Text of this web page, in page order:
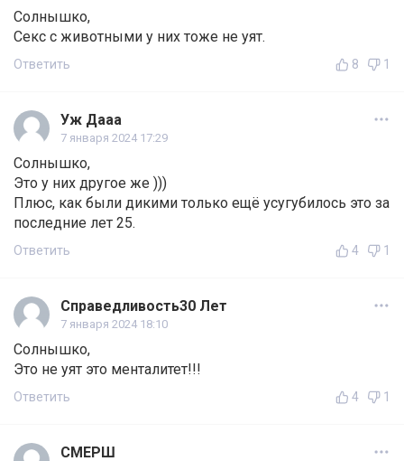
Солнышко,
Секс с животными у них тоже не уят.
Ответить 8 1
Уж Дааа
7 января 2024 17:29
Солнышко,
Это у них другое же )))
Плюс, как были дикими только ещё усугубилось это за
последние лет 25.
Ответить 4 1
Справедливость30 Лет
7 января 2024 18:10
Солнышко,
Это не уят это менталитет!!!
Ответить 4 1
СМЕРШ